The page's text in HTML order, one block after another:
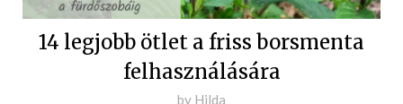
14 legjobb ötlet a friss borsmenta
felhasználására
Posted
by Hilda